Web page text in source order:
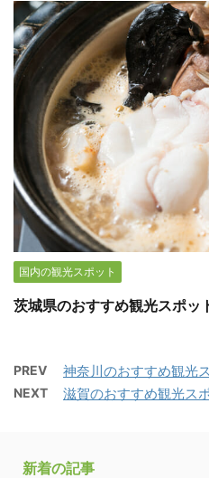
国内の観光スポット
茨城県のおすすめ観光スポッ
PREV 神奈川のおすすめ観光
NEXT 滋賀のおすすめ観光ス
新着の記事